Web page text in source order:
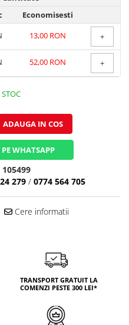
Economisesti
13,00 RON +
52,00 RON +
ADAUGA IN COS
WHATSAPP
105499
279 / 0774 564 705
Cere informatii
TRANSPORT GRATUIT LA
COMENZI PESTE 300 LEI*